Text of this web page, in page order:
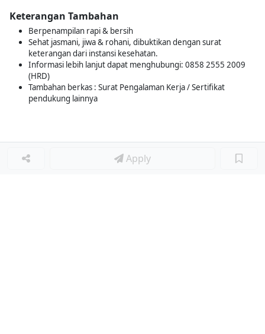
Keterangan Tambahan
Berpenampilan rapi & bersih
Sehat jasmani, jiwa & rohani, dibuktikan dengan surat
keterangan dari instansi kesehatan.
Informasi lebih lanjut dapat menghubungi: 0858 2555 2009
(HRD)
Tambahan berkas : Surat Pengalaman Kerja / Sertifikat
pendukung lainnya
Apply